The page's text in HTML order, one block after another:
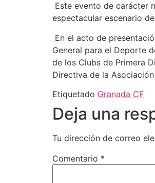
Este evento de carácter
espectacular escenario
En el acto de
General para el Deporte
de los Clubs de Primera
Directiva de la
Etiquetado Granada CF
Deja una
Tu dirección de correo
Comentario *